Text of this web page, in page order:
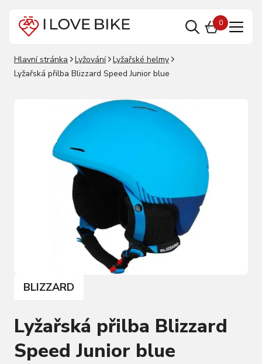
0
Hlavní stránka Lyžování
Lyžařské helmy
Lyžařská přilba Blizzard Speed Junior blue
BLIZZARD
Lyžařská přilba Blizzard
Speed Junior blue